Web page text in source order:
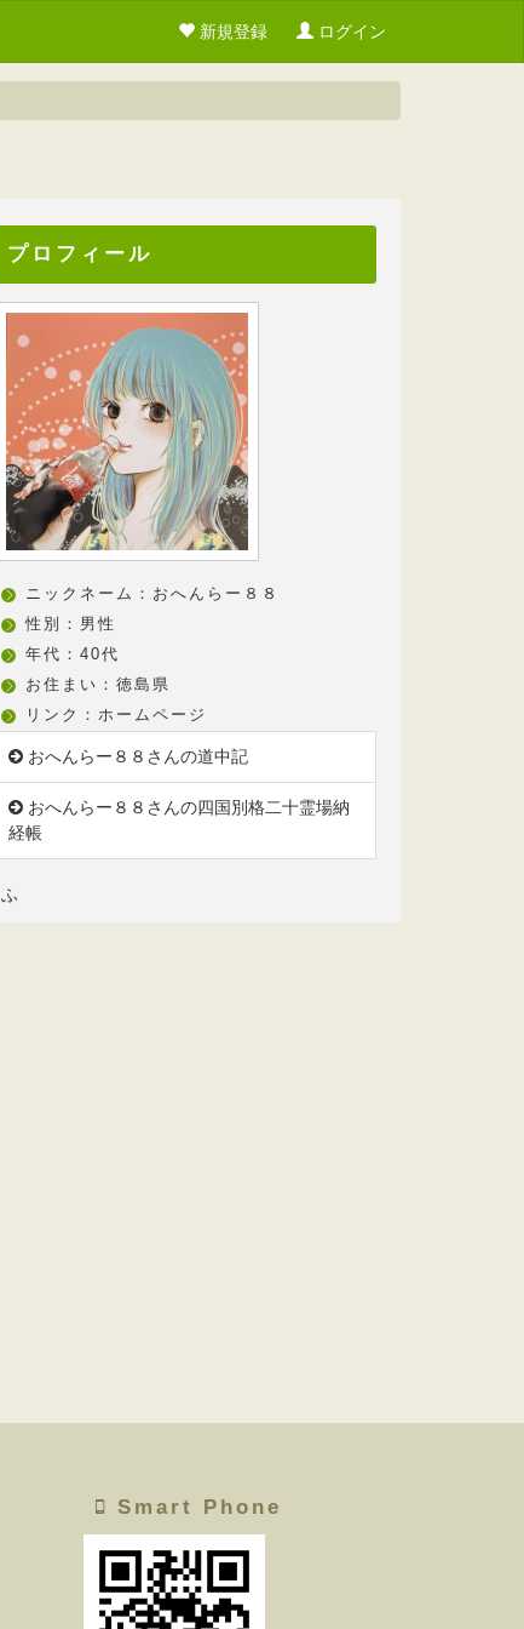
新規登録 ログイン
プロフィール
ニックネーム：おへんらー８８
性別：男性
年代：40代
お住まい：徳島県
リンク： ホームページ
おへんらー８８さんの道中記
おへんらー８８さんの四国別格二十霊場納
経帳
ふ
Smart Phone